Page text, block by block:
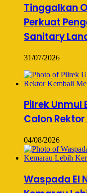
Tinggalkan
Perkuat
Sanitary
31/07/2026
Pilrek Unmul
Calon
04/08/2026
Waspada El